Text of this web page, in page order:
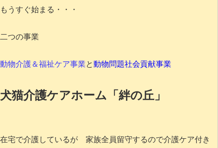
もうすぐ始まる・・・
二つの事業
動物介護＆福祉ケア事業と動物問題社会貢献事業
犬猫介護ケアホーム「絆の丘」
在宅で介護しているが 家族全員留守するので介護ケア付き